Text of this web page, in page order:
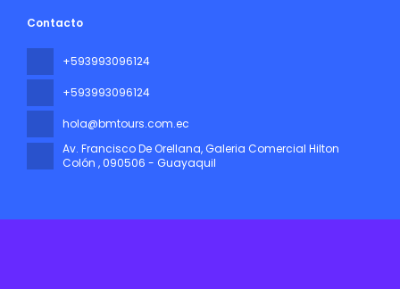
Contacto
+593993096124
+593993096124
hola@bmtours.com.ec
Av. Francisco De Orellana, Galeria Comercial Hilton
Colón , 090506 - Guayaquil